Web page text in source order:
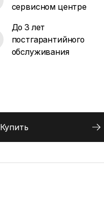
сервисном центре
До 3 лет
постгарантийного
обслуживания
Купить